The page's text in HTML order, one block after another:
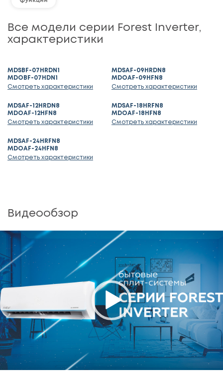
Все модели серии Forest Inverter,
характеристики
MDSBF-07HRDN1
MDOBF-07HDN1
Смотреть характеристики
MDSAF-09HRDN8
MDOAF-09HFN8
Смотреть характеристики
MDSAF-12HRDN8
MDOAF-12HFN8
Смотреть характеристики
MDSAF-18HRFN8
MDOAF-18HFN8
Смотреть характеристики
MDSAF-24HRFN8
MDOAF-24HFN8
Смотреть характеристики
Видеообзор
Media error: Format(s) not supported or source(s) not found
Download File: https://mdv-
aircond.ru/upload/video/